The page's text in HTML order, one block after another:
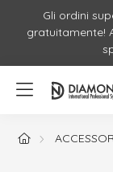
Gli ordini
gratuitamente!